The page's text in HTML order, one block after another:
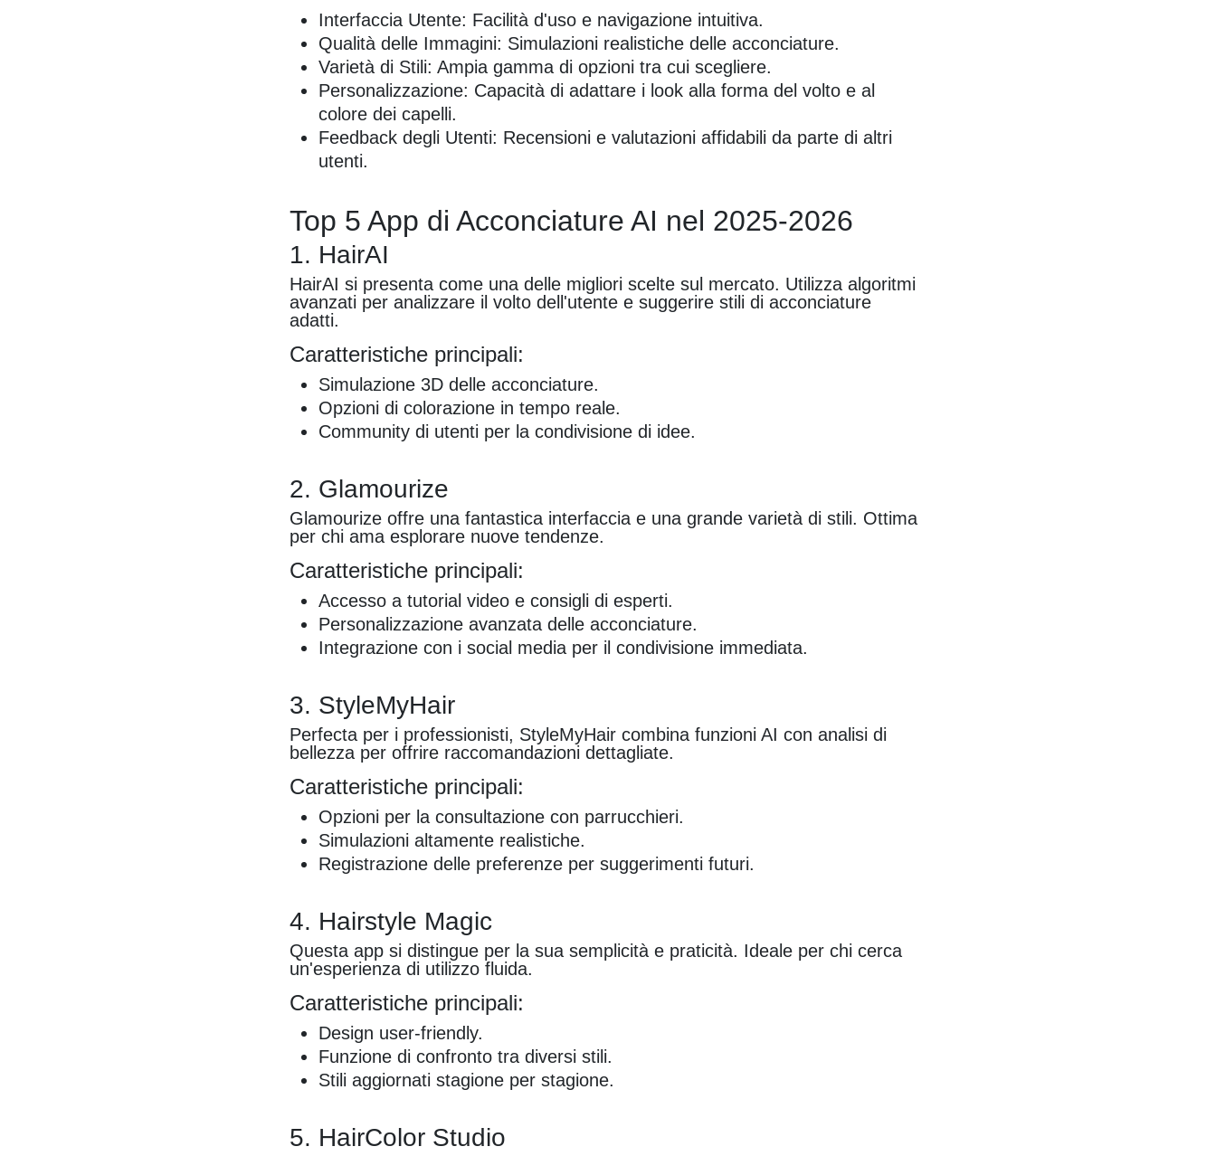
Interfaccia Utente: Facilità d'uso e navigazione intuitiva.
Qualità delle Immagini: Simulazioni realistiche delle acconciature.
Varietà di Stili: Ampia gamma di opzioni tra cui scegliere.
Personalizzazione: Capacità di adattare i look alla forma del volto e al
colore dei capelli.
Feedback degli Utenti: Recensioni e valutazioni affidabili da parte di altri
utenti.
Top 5 App di Acconciature AI nel 2025-2026
1. HairAI
HairAI si presenta come una delle migliori scelte sul mercato. Utilizza algoritmi
avanzati per analizzare il volto dell'utente e suggerire stili di acconciature
adatti.
Caratteristiche principali:
Simulazione 3D delle acconciature.
Opzioni di colorazione in tempo reale.
Community di utenti per la condivisione di idee.
2. Glamourize
Glamourize offre una fantastica interfaccia e una grande varietà di stili. Ottima
per chi ama esplorare nuove tendenze.
Caratteristiche principali:
Accesso a tutorial video e consigli di esperti.
Personalizzazione avanzata delle acconciature.
Integrazione con i social media per il condivisione immediata.
3. StyleMyHair
Perfecta per i professionisti, StyleMyHair combina funzioni AI con analisi di
bellezza per offrire raccomandazioni dettagliate.
Caratteristiche principali:
Opzioni per la consultazione con parrucchieri.
Simulazioni altamente realistiche.
Registrazione delle preferenze per suggerimenti futuri.
4. Hairstyle Magic
Questa app si distingue per la sua semplicità e praticità. Ideale per chi cerca
un'esperienza di utilizzo fluida.
Caratteristiche principali:
Design user-friendly.
Funzione di confronto tra diversi stili.
Stili aggiornati stagione per stagione.
5. HairColor Studio